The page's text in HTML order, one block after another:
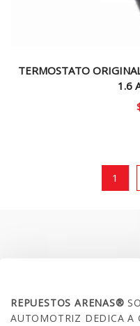
TERMOSTATO
1.6
1
REPUESTOS ARENAS®
AUTOMOTRIZ DEDICA A